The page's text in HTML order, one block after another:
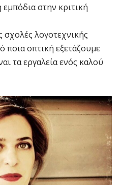
στην κριτική
σχολές λογοτεχνικής
ποια οπτική εξετάζουμε
τα εργαλεία ενός καλού